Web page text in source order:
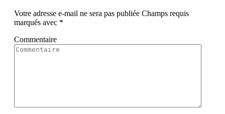
Votre adresse e-mail ne sera pas publiée Champs requis
marqués avec *
Commentaire